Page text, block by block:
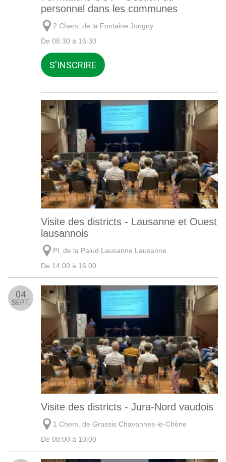
personnel dans les communes
2 Chem. de la Fontaine Jongny
De 08:30 à 16:30
S'INSCRIRE
Visite des districts - Lausanne et Ouest
lausannois
Pl. de la Palud Lausanne Lausanne
De 14:00 à 16:00
04
SEPT.
Visite des districts - Jura-Nord vaudois
1 Chem. de Grassis Chavannes-le-Chêne
De 08:00 à 10:00